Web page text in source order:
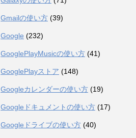
Gmailの使い方 (39)
Google (232)
GooglePlayMusicの使い方 (41)
GooglePlayストア (148)
Googleカレンダーの使い方 (19)
Googleドキュメントの使い方 (17)
Googleドライブの使い方 (40)